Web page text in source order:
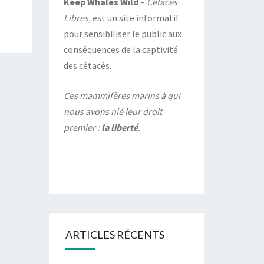
Libres, est un site informatif
pour sensibiliser le public aux
conséquences de la captivité
des cétacés.
Ces mammifères marins à qui
nous avons nié leur droit
premier :la liberté.
ARTICLES RÉCENTS